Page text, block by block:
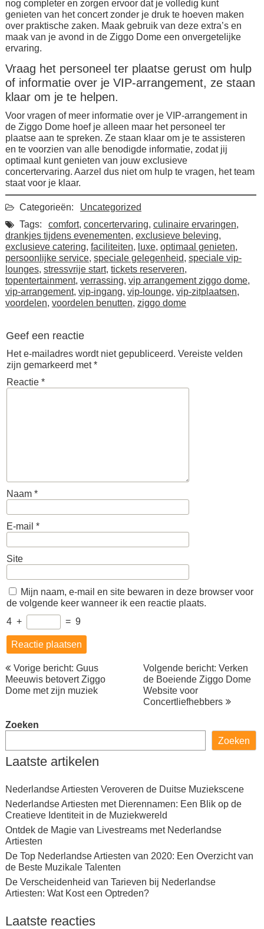
nog completer en zorgen ervoor dat je volledig kunt
genieten van het concert zonder je druk te hoeven maken
over praktische zaken. Maak gebruik van deze extra’s en
maak van je avond in de Ziggo Dome een onvergetelijke
ervaring.
Vraag het personeel ter plaatse gerust om hulp
of informatie over je VIP-arrangement, ze staan
klaar om je te helpen.
Voor vragen of meer informatie over je VIP-arrangement in
de Ziggo Dome hoef je alleen maar het personeel ter
plaatse aan te spreken. Ze staan klaar om je te assisteren
en te voorzien van alle benodigde informatie, zodat jij
optimaal kunt genieten van jouw exclusieve
concertervaring. Aarzel dus niet om hulp te vragen, het team
staat voor je klaar.
Categorieën:
Uncategorized
Tags:
comfort, concertervaring, culinaire ervaringen,
drankjes tijdens evenementen, exclusieve beleving,
exclusieve catering, faciliteiten, luxe, optimaal genieten,
persoonlijke service, speciale gelegenheid, speciale vip-
lounges, stressvrije start, tickets reserveren,
topentertainment, verrassing, vip arrangement ziggo dome,
vip-arrangement, vip-ingang, vip-lounge, vip-zitplaatsen,
voordelen, voordelen benutten, ziggo dome
Geef een reactie
Het e-mailadres wordt niet gepubliceerd. Vereiste velden
zijn gemarkeerd met*
Reactie *
Naam *
E-mail *
Site
Mijn naam, e-mail en site bewaren in deze browser voor
de volgende keer wanneer ik een reactie plaats.
4 + = 9
Berichtnavigatie
Vorige bericht: Guus
Meeuwis betovert Ziggo
Dome met zijn muziek
Volgende bericht: Verken
de Boeiende Ziggo Dome
Website voor
Concertliefhebbers
Zoeken
Zoeken
Laatste artikelen
Nederlandse Artiesten Veroveren de Duitse Muziekscene
Nederlandse Artiesten met Dierennamen: Een Blik op de
Creatieve Identiteit in de Muziekwereld
Ontdek de Magie van Livestreams met Nederlandse
Artiesten
De Top Nederlandse Artiesten van 2020: Een Overzicht van
de Beste Muzikale Talenten
De Verscheidenheid van Tarieven bij Nederlandse
Artiesten: Wat Kost een Optreden?
Laatste reacties